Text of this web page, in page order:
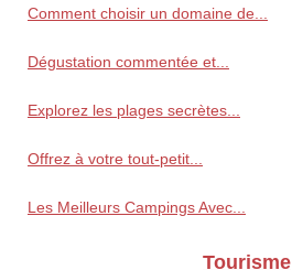
Comment choisir un domaine de...
Dégustation commentée et...
Explorez les plages secrètes...
Offrez à votre tout-petit...
Les Meilleurs Campings Avec...
Tourisme